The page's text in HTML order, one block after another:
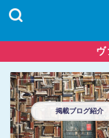
ヴ
掲載ブログ紹介